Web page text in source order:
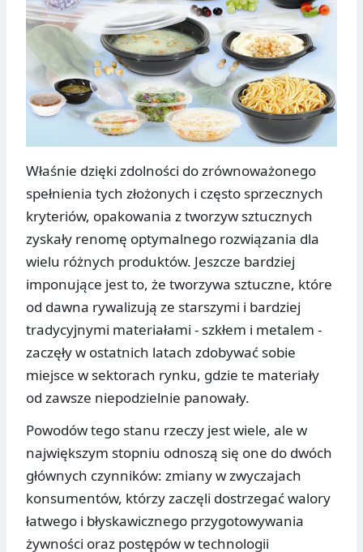
Właśnie dzięki zdolności do zrównoważonego
spełnienia tych złożonych i często sprzecznych
kryteriów, opakowania z tworzyw sztucznych
zyskały renomę optymalnego rozwiązania dla
wielu różnych produktów. Jeszcze bardziej
imponujące jest to, że tworzywa sztuczne, które
od dawna rywalizują ze starszymi i bardziej
tradycyjnymi materiałami - szkłem i metalem -
zaczęły w ostatnich latach zdobywać sobie
miejsce w sektorach rynku, gdzie te materiały
od zawsze niepodzielnie panowały.
Powodów tego stanu rzeczy jest wiele, ale w
największym stopniu odnoszą się one do dwóch
głównych czynników: zmiany w zwyczajach
konsumentów, którzy zaczęli dostrzegać walory
łatwego i błyskawicznego przygotowywania
żywności oraz postępów w technologii